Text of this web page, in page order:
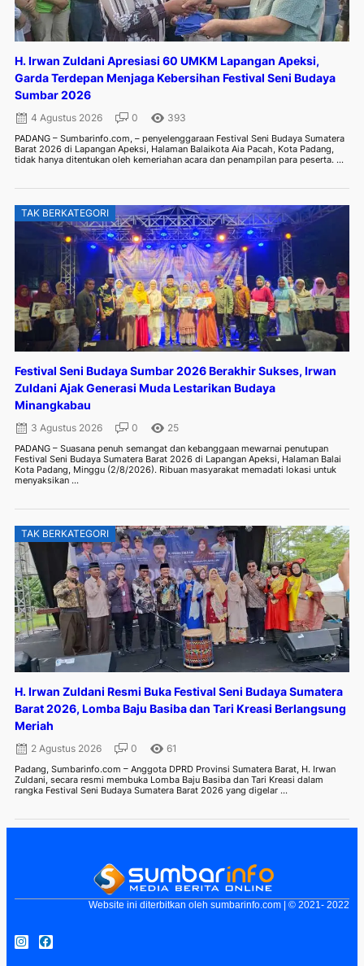
H. Irwan Zuldani Apresiasi 60 UMKM Lapangan Apeksi,
Garda Terdepan Menjaga Kebersihan Festival Seni Budaya
Sumbar 2026
4 Agustus 2026 0 393
PADANG – Sumbarinfo.com, – penyelenggaraan Festival Seni Budaya Sumatera
Barat 2026 di Lapangan Apeksi, Halaman Balaikota Aia Pacah, Kota Padang,
tidak hanya ditentukan oleh kemeriahan acara dan penampilan para peserta. ...
TAK BERKATEGORI
Festival Seni Budaya Sumbar 2026 Berakhir Sukses, Irwan
Zuldani Ajak Generasi Muda Lestarikan Budaya
Minangkabau
3 Agustus 2026 0 25
PADANG – Suasana penuh semangat dan kebanggaan mewarnai penutupan
Festival Seni Budaya Sumatera Barat 2026 di Lapangan Apeksi, Halaman Balai
Kota Padang, Minggu (2/8/2026). Ribuan masyarakat memadati lokasi untuk
menyaksikan ...
TAK BERKATEGORI
H. Irwan Zuldani Resmi Buka Festival Seni Budaya Sumatera
Barat 2026, Lomba Baju Basiba dan Tari Kreasi Berlangsung
Meriah
2 Agustus 2026 0 61
Padang, Sumbarinfo.com – Anggota DPRD Provinsi Sumatera Barat, H. Irwan
Zuldani, secara resmi membuka Lomba Baju Basiba dan Tari Kreasi dalam
rangka Festival Seni Budaya Sumatera Barat 2026 yang digelar ...
Website ini diterbitkan oleh sumbarinfo.com | © 2021- 2022